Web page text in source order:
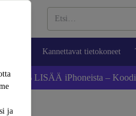
ja
Kannettavat tietokoneet
5 % LISÄÄ iPhoneista –